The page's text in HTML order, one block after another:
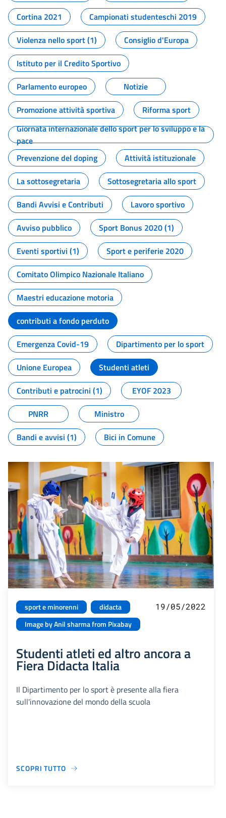
Cortina 2021
Campionati studenteschi 2019
Violenza nello sport (1)
Consiglio d'Europa
Istituto per il Credito Sportivo
Parlamento europeo
Notizie
Promozione attività sportiva
Riforma sport
Giornata internazionale dello sport per lo sviluppo e la
pace
Prevenzione del doping
Attività istituzionale
La sottosegretaria
Sottosegretaria allo sport
Bandi Avvisi e Contributi
Lavoro sportivo
Avviso pubblico
Sport Bonus 2020 (1)
Eventi sportivi (1)
Sport e periferie 2020
Comitato Olimpico Nazionale Italiano
Maestri educazione motoria
contributi a fondo perduto
Emergenza Covid-19
Dipartimento per lo sport
Unione Europea
Studenti atleti
Contributi e patrocini (1)
EYOF 2023
PNRR
Ministro
Bandi e avvisi (1)
Bici in Comune
sport e minorenni
didacta
Image by Anil sharma from Pixabay
19/05/2022
Studenti atleti ed altro ancora a
Fiera Didacta Italia
Il Dipartimento per lo sport è presente alla fiera
sull'innovazione del mondo della scuola
SCOPRI TUTTO